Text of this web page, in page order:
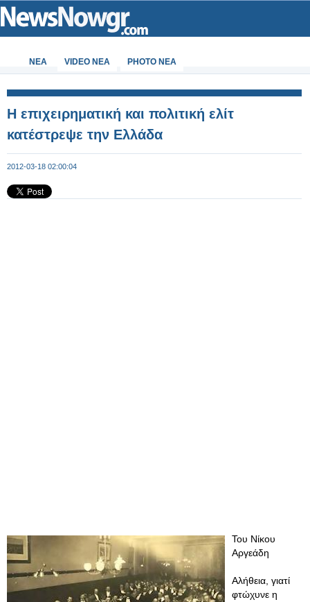
ΝΕΑ VIDEO NEA PHOTO NEA
Η επιχειρηματική και πολιτική ελίτ
κατέστρεψε την Ελλάδα
2012-03-18 02:00:04
Του Νίκου
Αργεάδη
Αλήθεια, γιατί
φτώχυνε η